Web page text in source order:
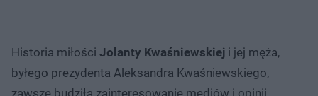
Historia miłości Jolanty Kwaśniewskiej i jej męża,
byłego prezydenta Aleksandra Kwaśniewskiego,
zawsze budziła zainteresowanie mediów i opinii